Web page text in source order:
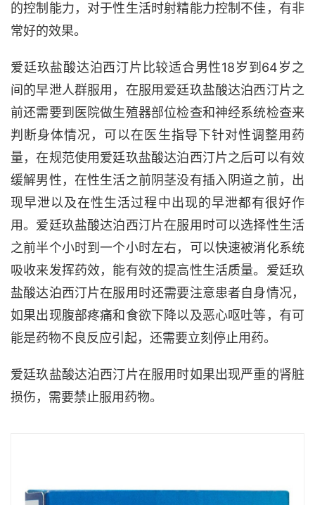
的控制能力，对于性生活时射精能力控制不佳，有非
常好的效果。
爱廷玖盐酸达泊西汀片比较适合男性18岁到64岁之
间的早泄人群服用，在服用爱廷玖盐酸达泊西汀片之
前还需要到医院做生殖器部位检查和神经系统检查来
判断身体情况，可以在医生指导下针对性调整用药
量，在规范使用爱廷玖盐酸达泊西汀片之后可以有效
缓解男性，在性生活之前阴茎没有插入阴道之前，出
现早泄以及在性生活过程中出现的早泄都有很好作
用。爱廷玖盐酸达泊西汀片在服用时可以选择性生活
之前半个小时到一个小时左右，可以快速被消化系统
吸收来发挥药效，能有效的提高性生活质量。爱廷玖
盐酸达泊西汀片在服用时还需要注意患者自身情况，
如果出现腹部疼痛和食欲下降以及恶心呕吐等，有可
能是药物不良反应引起，还需要立刻停止用药。
爱廷玖盐酸达泊西汀片在服用时如果出现严重的肾脏
损伤，需要禁止服用药物。